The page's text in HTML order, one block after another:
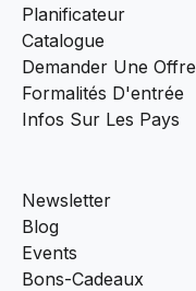
Planificateur
Catalogue
Demander Une Offre
Formalités D'entrée
Infos Sur Les Pays
Newsletter
Blog
Events
Bons-Cadeaux